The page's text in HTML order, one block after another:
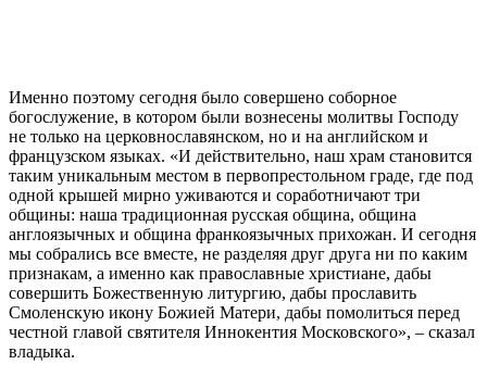
Именно поэтому сегодня было совершено соборное
богослужение, в котором были вознесены молитвы Господу
не только на церковнославянском, но и на английском и
французском языках. «И действительно, наш храм становится
таким уникальным местом в первопрестольном граде, где под
одной крышей мирно уживаются и соработничают три
общины: наша традиционная русская община, община
англоязычных и община франкоязычных прихожан. И сегодня
мы собрались все вместе, не разделяя друг друга ни по каким
признакам, а именно как православные христиане, дабы
совершить Божественную литургию, дабы прославить
Смоленскую икону Божией Матери, дабы помолиться перед
честной главой святителя Иннокентия Московского», – сказал
владыка.